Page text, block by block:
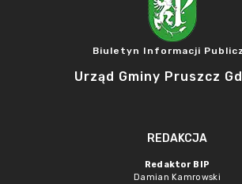
Biuletyn Informacji
Urząd Gminy Pruszcz
REDAKCJA
Redaktor BIP
Damian Kamrowski